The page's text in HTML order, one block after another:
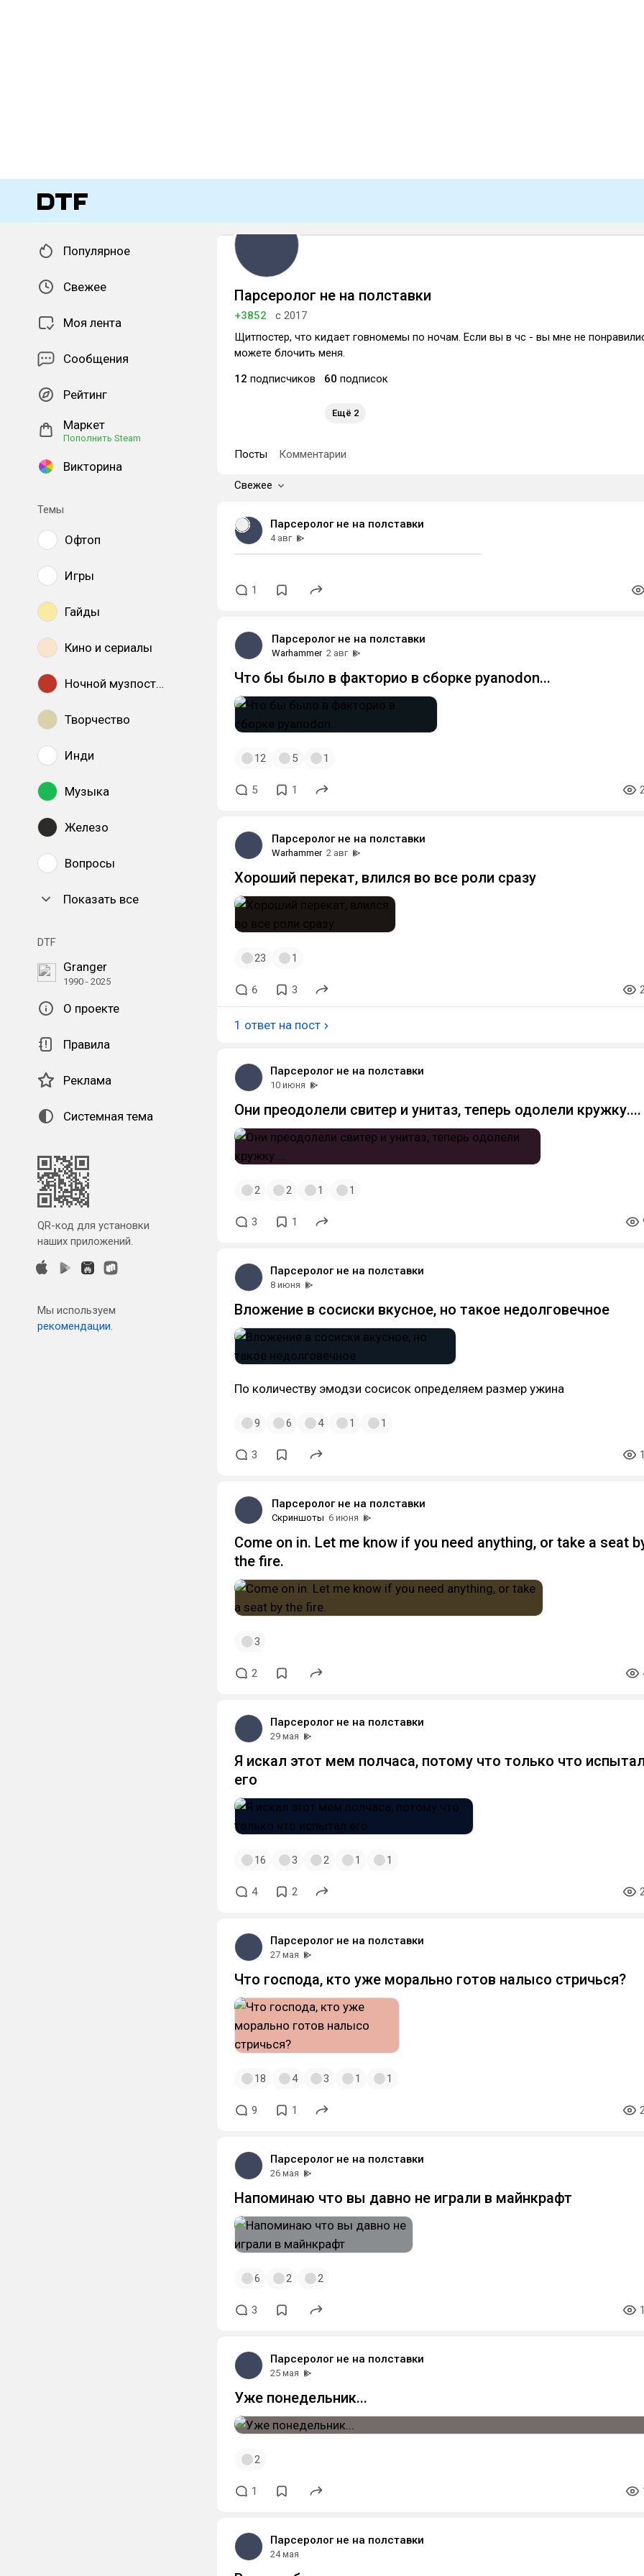
Популярное
Свежее
Моя лента
Сообщения
Рейтинг
Маркет
Пополнить Steam
Викторина
Темы
Офтоп
Игры
Гайды
Кино и сериалы
Ночной музпостинг
Творчество
Инди
Музыка
Железо
Вопросы
Показать все
DTF
Granger
1990 - 2025
О проекте
Правила
Реклама
Системная тема
QR-код для установки
наших приложений.
Мы используем
рекомендации.
Парсеролог не на полставки
+3852
с 2017
Щитпостер, что кидает говномемы по ночам. Если вы в чс - вы мне не
можете блочить меня.
12 подписчиков 60 подписок
Ещё 2
Посты Комментарии
Свежее
Парсеролог не на полставки
4 авг
1
Парсеролог не на полставки
Warhammer 2 авг
Что бы было в факторио в сборке pyanodon...
12 5 1
5 1
Парсеролог не на полставки
Warhammer 2 авг
Хороший перекат, влился во все роли сразу
23 1
6 3
1 ответ на пост
Парсеролог не на полставки
10 июня
Они преодолели свитер и унитаз, теперь одолели кружку....
2 2 1 1
3 1
Парсеролог не на полставки
8 июня
Вложение в сосиски вкусное, но такое недолговечное
По количеству эмодзи сосисок определяем размер ужина
9 6 4 1 1
3
Парсеролог не на полставки
Скриншоты 6 июня
Come on in. Let me know if you need anything, or take a seat
the fire.
3
2
Парсеролог не на полставки
29 мая
Я искал этот мем полчаса, потому что только что
его
16 3 2 1 1
4 2
Парсеролог не на полставки
27 мая
Что господа, кто уже морально готов налысо стричься?
18 4 3 1 1
9 1
Парсеролог не на полставки
26 мая
Напоминаю что вы давно не играли в майнкрафт
6 2 2
3
Парсеролог не на полставки
25 мая
Уже понедельник...
2
1
Парсеролог не на полставки
24 мая